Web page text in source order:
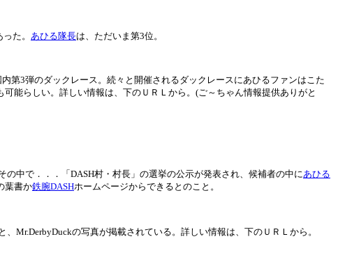
た。 あひる隊長は、ただいま第3位。
第3弾のダックレース。続々と開催されるダックレースにあひるファンはこた
能らしい。詳しい情報は、下のＵＲＬから。(ご～ちゃん情報提供ありがと
の中で．．．「DASH村・村長」の選挙の公示が発表され、候補者の中にあひる
葉書か鉄腕DASHホームページからできるとのこと。
Mr.DerbyDuckの写真が掲載されている。詳しい情報は、下のＵＲＬから。